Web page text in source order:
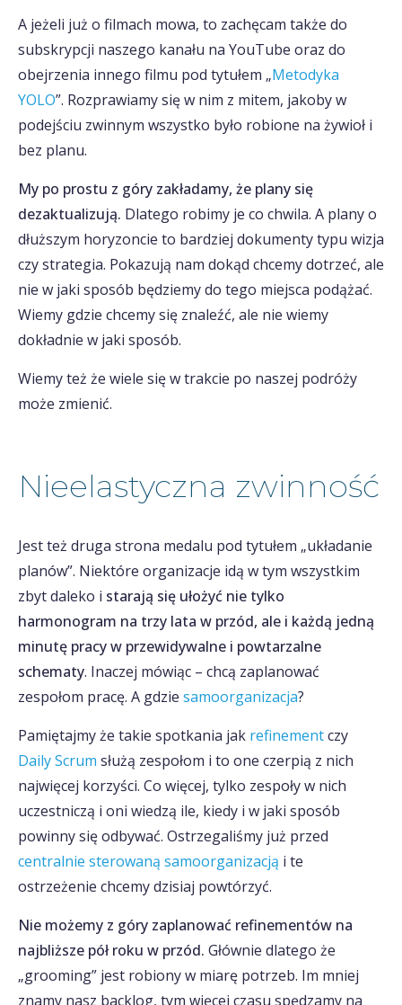
A jeżeli już o filmach mowa, to zachęcam także do
subskrypcji naszego kanału na YouTube oraz do
obejrzenia innego filmu pod tytułem „Metodyka
YOLO”. Rozprawiamy się w nim z mitem, jakoby w
podejściu zwinnym wszystko było robione na żywioł i
bez planu.
My po prostu z góry zakładamy, że plany się
dezaktualizują. Dlatego robimy je co chwila. A plany o
dłuższym horyzoncie to bardziej dokumenty typu wizja
czy strategia. Pokazują nam dokąd chcemy dotrzeć, ale
nie w jaki sposób będziemy do tego miejsca podążać.
Wiemy gdzie chcemy się znaleźć, ale nie wiemy
dokładnie w jaki sposób.
Wiemy też że wiele się w trakcie po naszej podróży
może zmienić.
Nieelastyczna zwinność
Jest też druga strona medalu pod tytułem „układanie
planów”. Niektóre organizacje idą w tym wszystkim
zbyt daleko i starają się ułożyć nie tylko
harmonogram na trzy lata w przód, ale i każdą jedną
minutę pracy w przewidywalne i powtarzalne
schematy. Inaczej mówiąc – chcą zaplanować
zespołom pracę. A gdzie samoorganizacja?
Pamiętajmy że takie spotkania jak refinementczy
Daily Scrum służą zespołom i to one czerpią z nich
najwięcej korzyści. Co więcej, tylko zespoły w nich
uczestniczą i oni wiedzą ile, kiedy i w jaki sposób
powinny się odbywać. Ostrzegaliśmy już przed
centralnie sterowaną samoorganizacją i te
ostrzeżenie chcemy dzisiaj powtórzyć.
Nie możemy z góry zaplanować refinementów na
najbliższe pół roku w przód. Głównie dlatego że
„grooming” jest robiony w miarę potrzeb. Im mniej
znamy nasz backlog, tym więcej czasu spędzamy na